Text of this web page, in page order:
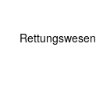
Rettungswesen